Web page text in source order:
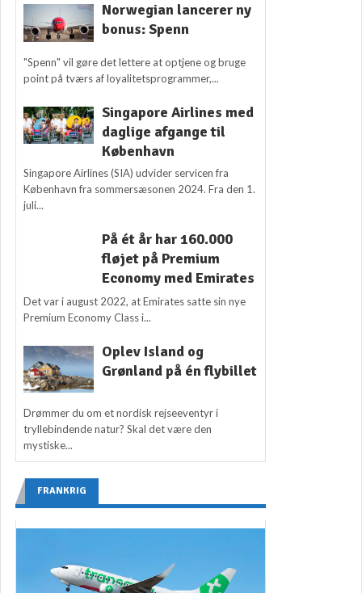
Norwegian lancerer ny
bonus: Spenn
"Spenn" vil gøre det lettere at optjene og bruge
point på tværs af loyalitetsprogrammer,...
Singapore Airlines med
daglige afgange til
København
Singapore Airlines (SIA) udvider servicen fra
København fra sommersæsonen 2024. Fra den 1.
juli...
På ét år har 160.000
fløjet på Premium
Economy med Emirates
Det var i august 2022, at Emirates satte sin nye
Premium Economy Class i...
Oplev Island og
Grønland på én flybillet
Drømmer du om et nordisk rejseeventyr i
tryllebindende natur? Skal det være den
mystiske...
FRANKRIG